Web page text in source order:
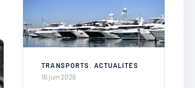
TRANSPORTS , ACTUALITÉS
16 juin 2026